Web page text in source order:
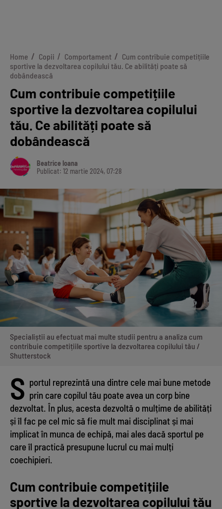
Home Copii Comportament
Cum contribuie competițiile
sportive la dezvoltarea copilului tău. Ce abilități poate să
dobândească
Cum contribuie competițiile
sportive la dezvoltarea copilului
tău. Ce abilități poate să
dobândească
Beatrice Ioana
Publicat: 12 martie 2024, 07:28
Specialiștii au efectuat mai multe studii pentru a analiza cum
contribuie competițiile sportive la dezvoltarea copilului tău /
Shutterstock
S portul reprezintă una dintre cele mai bune metode
prin care copilul tău poate avea un corp bine
dezvoltat. În plus, acesta dezvoltă o mulțime de abilități
și îl fac pe cel mic să fie mult mai disciplinat și mai
implicat în munca de echipă, mai ales dacă sportul pe
care îl practică presupune lucrul cu mai mulți
coechipieri.
Cum contribuie competițiile
sportive la dezvoltarea copilului tău